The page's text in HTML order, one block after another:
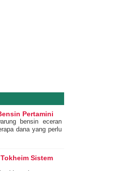
Pertamini
bensin eceran
dana yang perlu
Sistem